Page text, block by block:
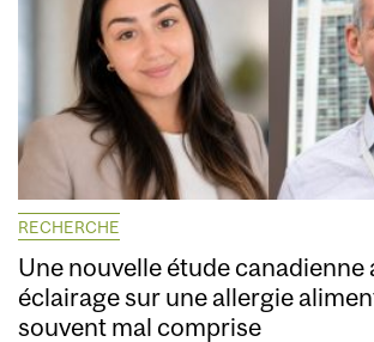
RECHERCHE
Une nouvelle étude canadienne
éclairage sur une allergie
souvent mal comprise